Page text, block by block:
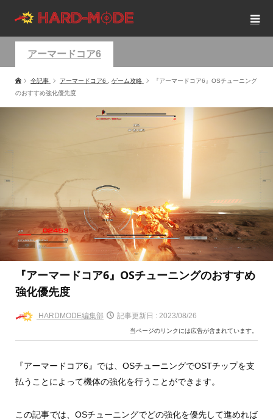
アーマードコア6
全記事 アーマードコア6 ゲーム攻略
『アーマードコア6』OSチューニング
のおすすめ強化優先度
『アーマードコア6』OSチューニングのおすすめ
強化優先度
HARDMODE編集部 記事更新日 : 2023/08/26
当ページのリンクには広告が含まれています。
『アーマードコア6』では、OSチューニングでOSTチップを支
払うことによって機体の強化を行うことができます。
この記事では、OSチューニングでどの強化を優先して進めれば